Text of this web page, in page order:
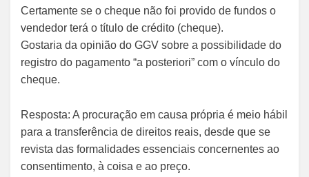
Certamente se o cheque não foi provido de fundos o
vendedor terá o título de crédito (cheque).
Gostaria da opinião do GGV sobre a possibilidade do
registro do pagamento “a posteriori” com o vínculo do
cheque.
Resposta: A procuração em causa própria é meio hábil
para a transferência de direitos reais, desde que se
revista das formalidades essenciais concernentes ao
consentimento, à coisa e ao preço.